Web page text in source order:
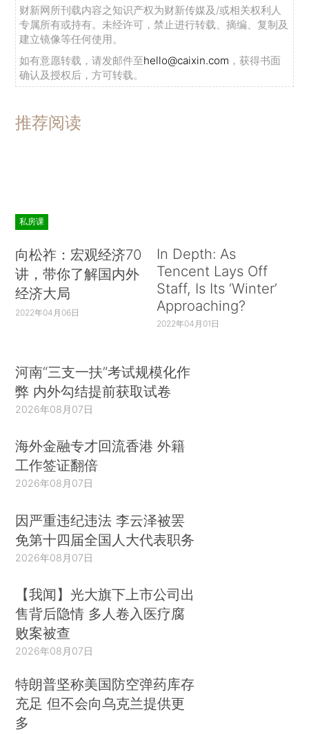
财新网所刊载内容之知识产权为财新传媒及/或相关权利人
专属所有或持有。未经许可，禁止进行转载、摘编、复制及
建立镜像等任何使用。
如有意愿转载，请发邮件至hello@caixin.com ，获得书面
确认及授权后，方可转载。
推荐阅读
私房课
向松祚：宏观经济70
讲，带你了解国内外
经济大局
2022年04月06日
In Depth: As
Tencent Lays Off
Staff, Is Its ‘Winter’
Approaching?
2022年04月01日
河南“三支一扶”考试规模化作
弊 内外勾结提前获取试卷
2026年08月07日
海外金融专才回流香港 外籍
工作签证翻倍
2026年08月07日
因严重违纪违法 李云泽被罢
免第十四届全国人大代表职务
2026年08月07日
【我闻】光大旗下上市公司出
售背后隐情 多人卷入医疗腐
败案被查
2026年08月07日
特朗普坚称美国防空弹药库存
充足 但不会向乌克兰提供更
多